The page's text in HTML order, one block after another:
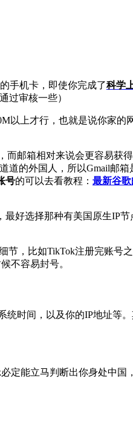
手机卡，即使你完成了科学
过审核一些）
以上才行，也就是说你家
邮箱相对来说会更容易获
的外国人，所以Gmail邮
号的可以去看教程： 最新谷
好选择那种有美国原生IP
，比如TikTok注册完账号
不容易封号。
时间，以及你的IP地址等
定能立马判断出你身处中